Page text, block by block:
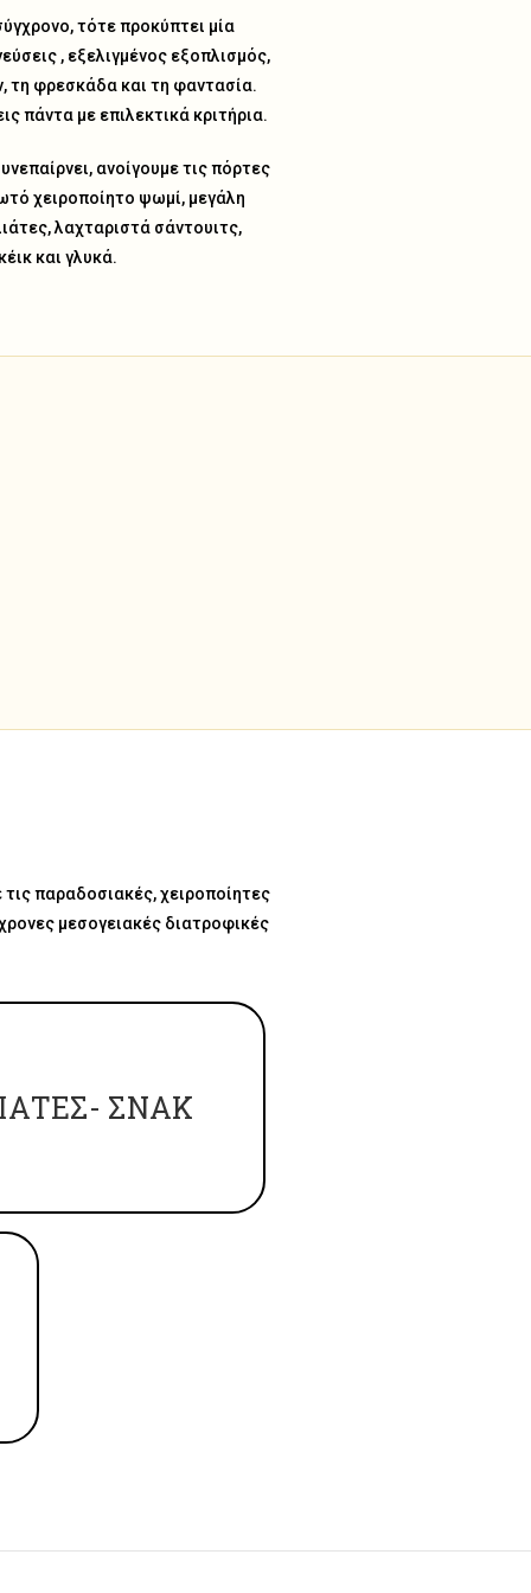
τότε προκύπτει μία
, εξελιγμένος εξοπλισμός,
τη φρεσκάδα και τη φαντασία.
πάντα με επιλεκτικά κριτήρια.
ανοίγουμε τις πόρτες
χειροποίητο ψωμί, μεγάλη
λαχταριστά σάντουιτς,
και γλυκά.
παραδοσιακές, χειροποίητες
μεσογειακές διατροφικές
ΣΝΑΚ